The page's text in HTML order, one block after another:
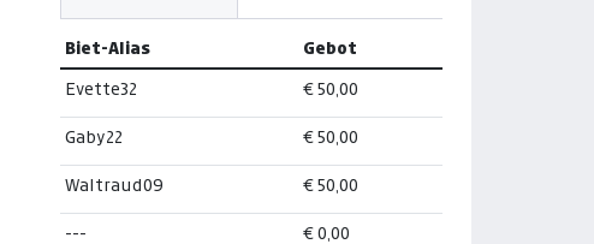
Biet-Alias Gebot
Evette32 € 50,00
Gaby22 € 50,00
Waltraud09 € 50,00
--- € 0,00